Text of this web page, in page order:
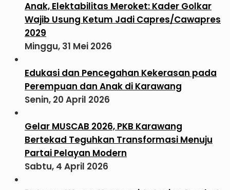
Anak, Elektabilitas Meroket: Kader Golkar
Wajib Usung Ketum Jadi Capres/Cawapres
2029
Minggu, 31 Mei 2026
Edukasi dan Pencegahan Kekerasan pada
Perempuan dan Anak di Karawang
Senin, 20 April 2026
Gelar MUSCAB 2026, PKB Karawang
Bertekad Teguhkan Transformasi Menuju
Partai Pelayan Modern
Sabtu, 4 April 2026